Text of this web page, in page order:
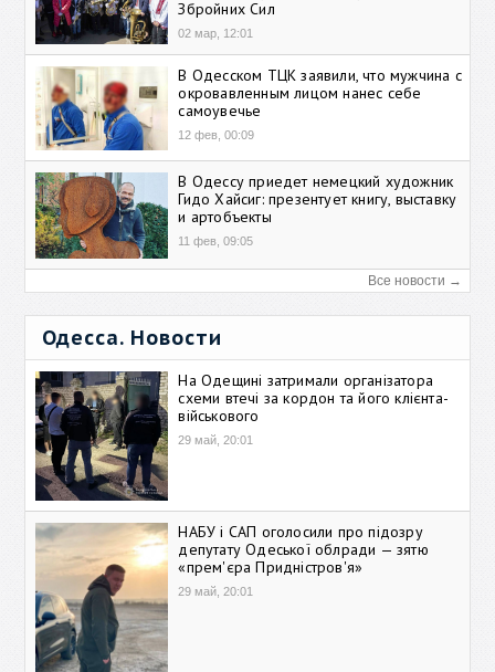
Збройних Сил
02 мар, 12:01
В Одесском ТЦК заявили, что мужчина с
окровавленным лицом нанес себе
самоувечье
12 фев, 00:09
В Одессу приедет немецкий художник
Гидо Хайсиг: презентует книгу, выставку
и артобъекты
11 фев, 09:05
Все новости →
Одесса. Новости
На Одещині затримали організатора
схеми втечі за кордон та його клієнта-
військового
29 май, 20:01
НАБУ і САП оголосили про підозру
депутату Одеської облради — зятю
«прем'єра Придністров'я»
29 май, 20:01